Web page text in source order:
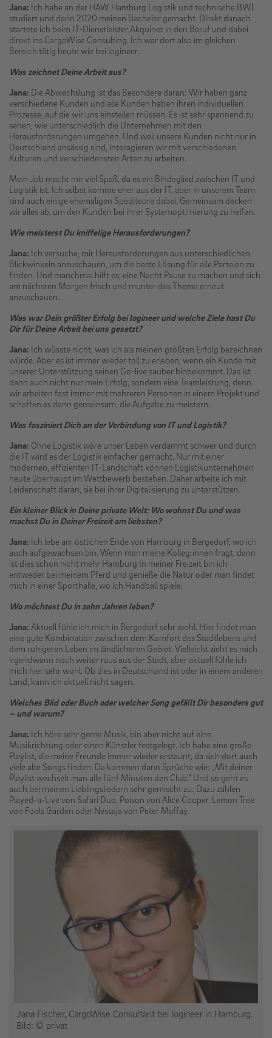
Jana: Ich habe an der HAW Hamburg Logistik und technische BWL
studiert und darin 2020 meinen Bachelor gemacht. Direkt danach
startete ich beim IT-Dienstleister Akquinet in den Beruf und dabei
direkt ins CargoWise Consulting. Ich war dort also im gleichen
Bereich tätig heute wie bei logineer.
Was zeichnet Deine Arbeit aus?
Jana: Die Abwechslung ist das Besondere daran: Wir haben ganz
verschiedene Kunden und alle Kunden haben ihren individuellen
Prozesse, auf die wir uns einstellen müssen. Es ist sehr spannend zu
sehen, wie unterschiedlich die Unternehmen mit den
Herausforderungen umgehen. Und weil unsere Kunden nicht nur in
Deutschland ansässig sind, interagieren wir mit verschiedenen
Kulturen und verschiedensten Arten zu arbeiten.
Mein Job macht mir viel Spaß, da es ein Bindeglied zwischen IT und
Logistik ist. Ich selbst komme eher aus der IT, aber in unserem Team
sind auch einige ehemaligen Spediteure dabei. Gemeinsam decken
wir alles ab, um den Kunden bei ihrer Systemoptimierung zu helfen.
Wie meisterst Du kniffelige Herausforderungen?
Jana: Ich versuche, mir Herausforderungen aus unterschiedlichen
Blickwinkeln anzuschauen, um die beste Lösung für alle Parteien zu
finden. Und manchmal hilft es, eine Nacht Pause zu machen und sich
am nächsten Morgen frisch und munter das Thema erneut
anzuschauen.
Was war Dein größter Erfolg bei logineer und welche Ziele hast Du
Dir für Deine Arbeit bei uns gesetzt?
Jana: Ich wüsste nicht, was ich als meinen größten Erfolg bezeichnen
würde. Aber es ist immer wieder toll zu erleben, wenn ein Kunde mit
unserer Unterstützung seinen Go-live sauber hinbekommt. Das ist
dann auch nicht nur mein Erfolg, sondern eine Teamleistung, denn
wir arbeiten fast immer mit mehreren Personen in einem Projekt und
schaffen es dann gemeinsam, die Aufgabe zu meistern.
Was fasziniert Dich an der Verbindung von IT und Logistik?
Jana: Ohne Logistik wäre unser Leben verdammt schwer und durch
die IT wird es der Logistik einfacher gemacht. Nur mit einer
modernen, effizienten IT-Landschaft können Logistikunternehmen
heute überhaupt im Wettbewerb bestehen. Daher arbeite ich mit
Leidenschaft daran, sie bei ihrer Digitalisierung zu unterstützen.
Ein kleiner Blick in Deine private Welt: Wo wohnst Du und was
machst Du in Deiner Freizeit am liebsten?
Jana: Ich lebe am östlichen Ende von Hamburg in Bergedorf, wo ich
auch aufgewachsen bin. Wenn man meine Kolleg:innen fragt, dann
ist dies schon nicht mehr Hamburg In meiner Freizeit bin ich
entweder bei meinem Pferd und genieße die Natur oder man findet
mich in einer Sporthalle, wo ich Handball spiele.
Wo möchtest Du in zehn Jahren leben?
Jana: Aktuell fühle ich mich in Bergedorf sehr wohl. Hier findet man
eine gute Kombination zwischen dem Komfort des Stadtlebens und
dem ruhigeren Leben im ländlicheren Gebiet. Vielleicht zieht es mich
irgendwann noch weiter raus aus der Stadt, aber aktuell fühle ich
mich hier sehr wohl. Ob dies in Deutschland ist oder in einem anderen
Land, kann ich aktuell nicht sagen.
Welches Bild oder Buch oder welcher Song gefällt Dir besonders gut
– und warum?
Jana: Ich höre sehr gerne Musik, bin aber nicht auf eine
Musikrichtung oder einen Künstler festgelegt. Ich habe eine große
Playlist, die meine Freunde immer wieder erstaunt, da sich dort auch
viele alte Songs finden. Da kommen dann Sprüche wie: „Mit deiner
Playlist wechselt man alle fünf Minuten den Club.“ Und so geht es
auch bei meinen Lieblingsliedern sehr gemischt zu: Dazu zählen
Played-a-Live von Safari Duo, Poison von Alice Cooper, Lemon Tree
von Fools Garden oder Nessaja von Peter Maffay.
Jana Fischer, CargoWise Consultant bei logineer in Hamburg.
Bild: © privat